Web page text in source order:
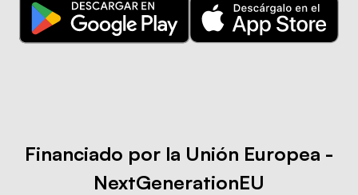
Financiado por la Unión Europea -
NextGenerationEU